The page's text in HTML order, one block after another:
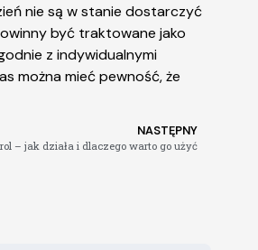
nie są w stanie dostarczyć
być traktowane jako
z indywidualnymi
można mieć pewność, że
NASTĘPNY
– jak działa i dlaczego warto go użyć